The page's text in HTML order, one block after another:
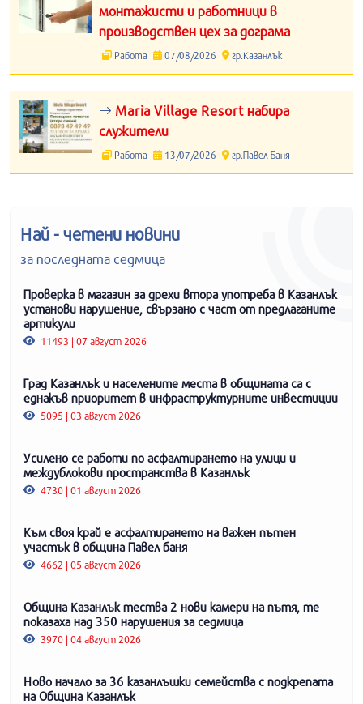
монтажисти и работници в
производствен цех за дограма
Работа 07/08/2026 гр.Казанлък
Maria Village Resort набира
служители
Работа 13/07/2026 гр.Павел Баня
Най - четени новини
за последната седмица
Проверка в магазин за дрехи втора употреба в Казанлък
установи нарушение, свързано с част от предлаганите
артикули
11493 | 07 август 2026
Град Казанлък и населените места в общината са с
еднакъв приоритет в инфраструктурните инвестиции
5095 | 03 август 2026
Усилено се работи по асфалтирането на улици и
междублокови пространства в Казанлък
4730 | 01 август 2026
Към своя край е асфалтирането на важен пътен
участък в община Павел баня
4662 | 05 август 2026
Община Казанлък тества 2 нови камери на пътя, те
показаха над 350 нарушения за седмица
3970 | 04 август 2026
Ново начало за 36 казанлъшки семейства с подкрепата
на Община Казанлък